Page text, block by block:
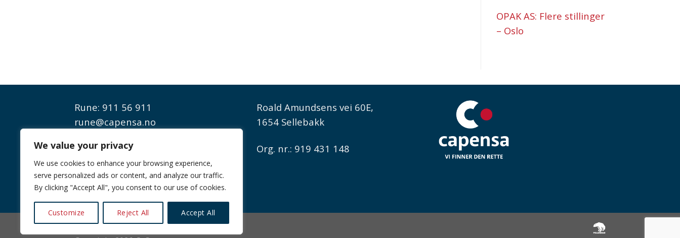
We value your privacy
We use cookies to enhance your browsing experience,
serve personalized ads or content, and analyze our traffic.
By clicking "Accept All", you consent to our use of cookies.
Customize Reject All Accept All
OPAK AS: Flere stillinger
– Oslo
Rune: 911 56 911
rune@capensa.no
Fakturaadresse:
capensa@ebilag.com
Roald Amundsens vei 60E,
1654 Sellebakk
Org. nr.: 919 431 148
Ledige Stillinger Personvernerklæring